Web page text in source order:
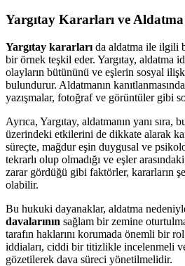
Yargıtay Kararları ve Aldatma
Yargıtay kararları da aldatma ile ilgili
bir örnek teşkil eder. Yargıtay, aldatma
olayların bütününü ve eşlerin sosyal
bulundurur. Aldatmanın
yazışmalar, fotoğraf ve görüntüler gibi
Ayrıca, Yargıtay, aldatmanın yanı sıra,
üzerindeki etkilerini de dikkate alarak
süreçte, mağdur eşin duygusal ve
tekrarlı olup olmadığı ve eşler
zarar gördüğü gibi faktörler, kararların
olabilir.
Bu hukuki dayanaklar, aldatma
davalarının sağlam bir zemine
tarafın haklarını korumada önemli bir
iddiaları, ciddi bir titizlikle incelenmeli
gözetilerek dava süreci yönetilmelidir.